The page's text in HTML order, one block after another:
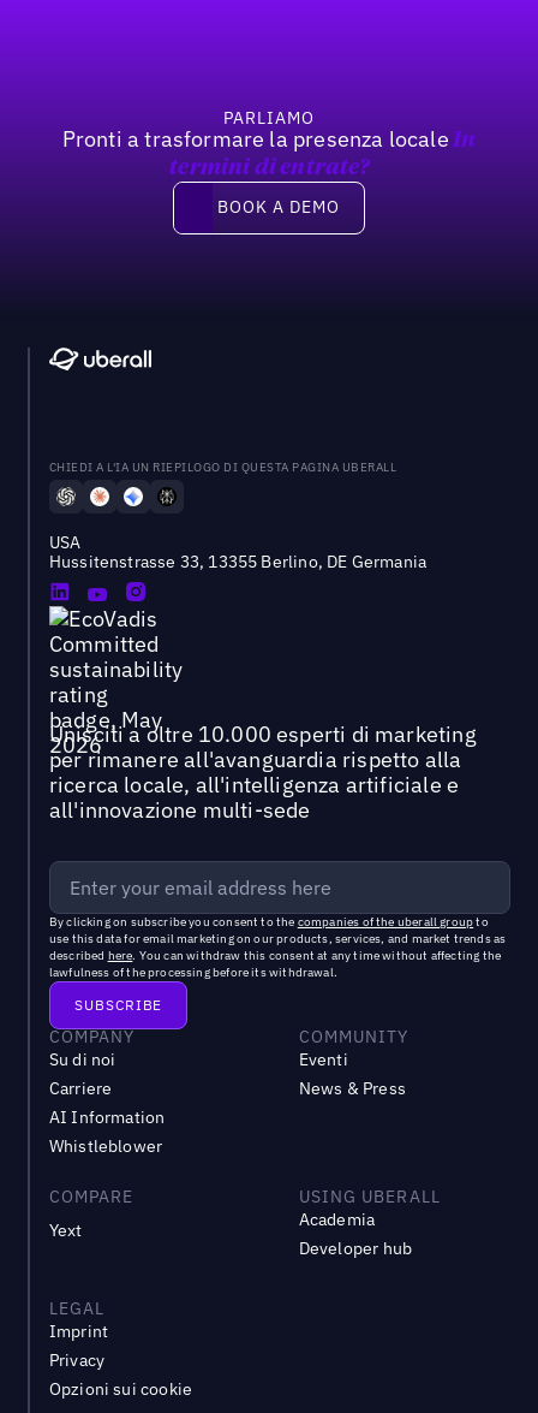
PARLIAMO
Pronti a trasformare la presenza locale In
termini di entrate?
Book a demo
BOOK A DEMO
CHIEDI A L'IA UN RIEPILOGO DI QUESTA PAGINA UBERALL
USA
Hussitenstrasse 33, 13355 Berlino, DE Germania
Unisciti a oltre 10.000 esperti di marketing
per rimanere all'avanguardia rispetto alla
ricerca locale, all'intelligenza artificiale e
all'innovazione multi-sede
By clicking on subscribe you consent to the companies of the uberall groupto
use this data for email marketing on our products, services, and market trends as
described here. You can withdraw this consent at any time without affecting the
lawfulness of the processing before its withdrawal.
COMPANY
Su di noi
Carriere
AI Information
Whistleblower
COMMUNITY
Eventi
News & Press
COMPARE
Yext
USING UBERALL
Academia
Developer hub
LEGAL
Imprint
Privacy
Opzioni sui cookie